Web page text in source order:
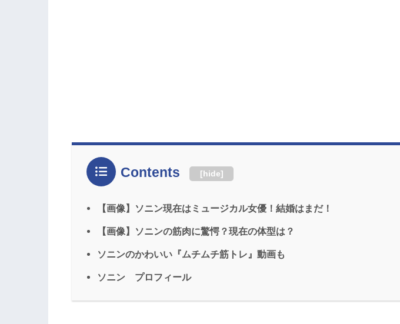
Contents [hide]
【画像】ソニン現在はミュージカル女優！結婚はまだ！
【画像】ソニンの筋肉に驚愕？現在の体型は？
ソニンのかわいい『ムチムチ筋トレ』動画も
ソニン プロフィール